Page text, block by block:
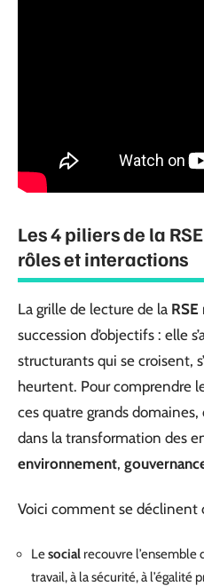
Les 4 piliers de la
rôles et interactions
La grille de lecture de la RSE
succession d’objectifs : elle
structurants qui se croisent,
heurtent. Pour comprendre
ces quatre grands
dans la transformation des
environnement,
Voici comment se déclinent
Lesocial recouvre l’ensemble
travail, à la sécurité, à l’égalité